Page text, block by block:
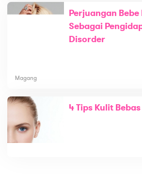
Perjuangan Bebe
Sebagai
Disorder
Magang
4 Tips Kulit